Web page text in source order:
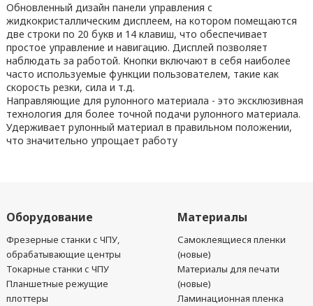
Обновленный дизайн панели управления с
жидкокристаллическим дисплеем, на котором помещаются
две строки по 20 букв и 14 клавиш, что обеспечивает
простое управление и навигацию. Дисплей позволяет
наблюдать за работой. Кнопки включают в себя наиболее
часто используемые функции пользователем, такие как
скорость резки, сила и т.д.
Направляющие для рулонного материала - это эксклюзивная
технология для более точной подачи рулонного материала.
Удерживает рулонный материал в правильном положении,
что значительно упрощает работу
Оборудование
Фрезерные станки с ЧПУ,
обрабатывающие центры
Токарные станки с ЧПУ
Планшетные режущие
плоттеры
Материалы
Самоклеящиеся пленки
(новые)
Материалы для печати
(новые)
Ламинационная пленка